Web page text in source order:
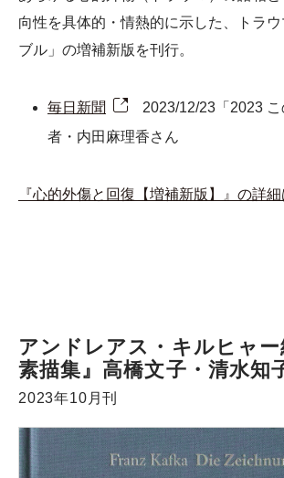
向性を具体的・情熱的に示した、トラ
ブル」の増補新版を刊行。
毎日新聞
2023/12/23「2023
者・内田麻理香さん
『心的外傷と回復【増補新版】』の詳
アンドレアス・キルヒャー
素描集』高橋文子・清水知
2023年10月刊